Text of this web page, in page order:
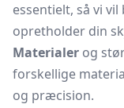
essentielt, så vi
opretholder din
Materialer og
forskellige
og præcision.